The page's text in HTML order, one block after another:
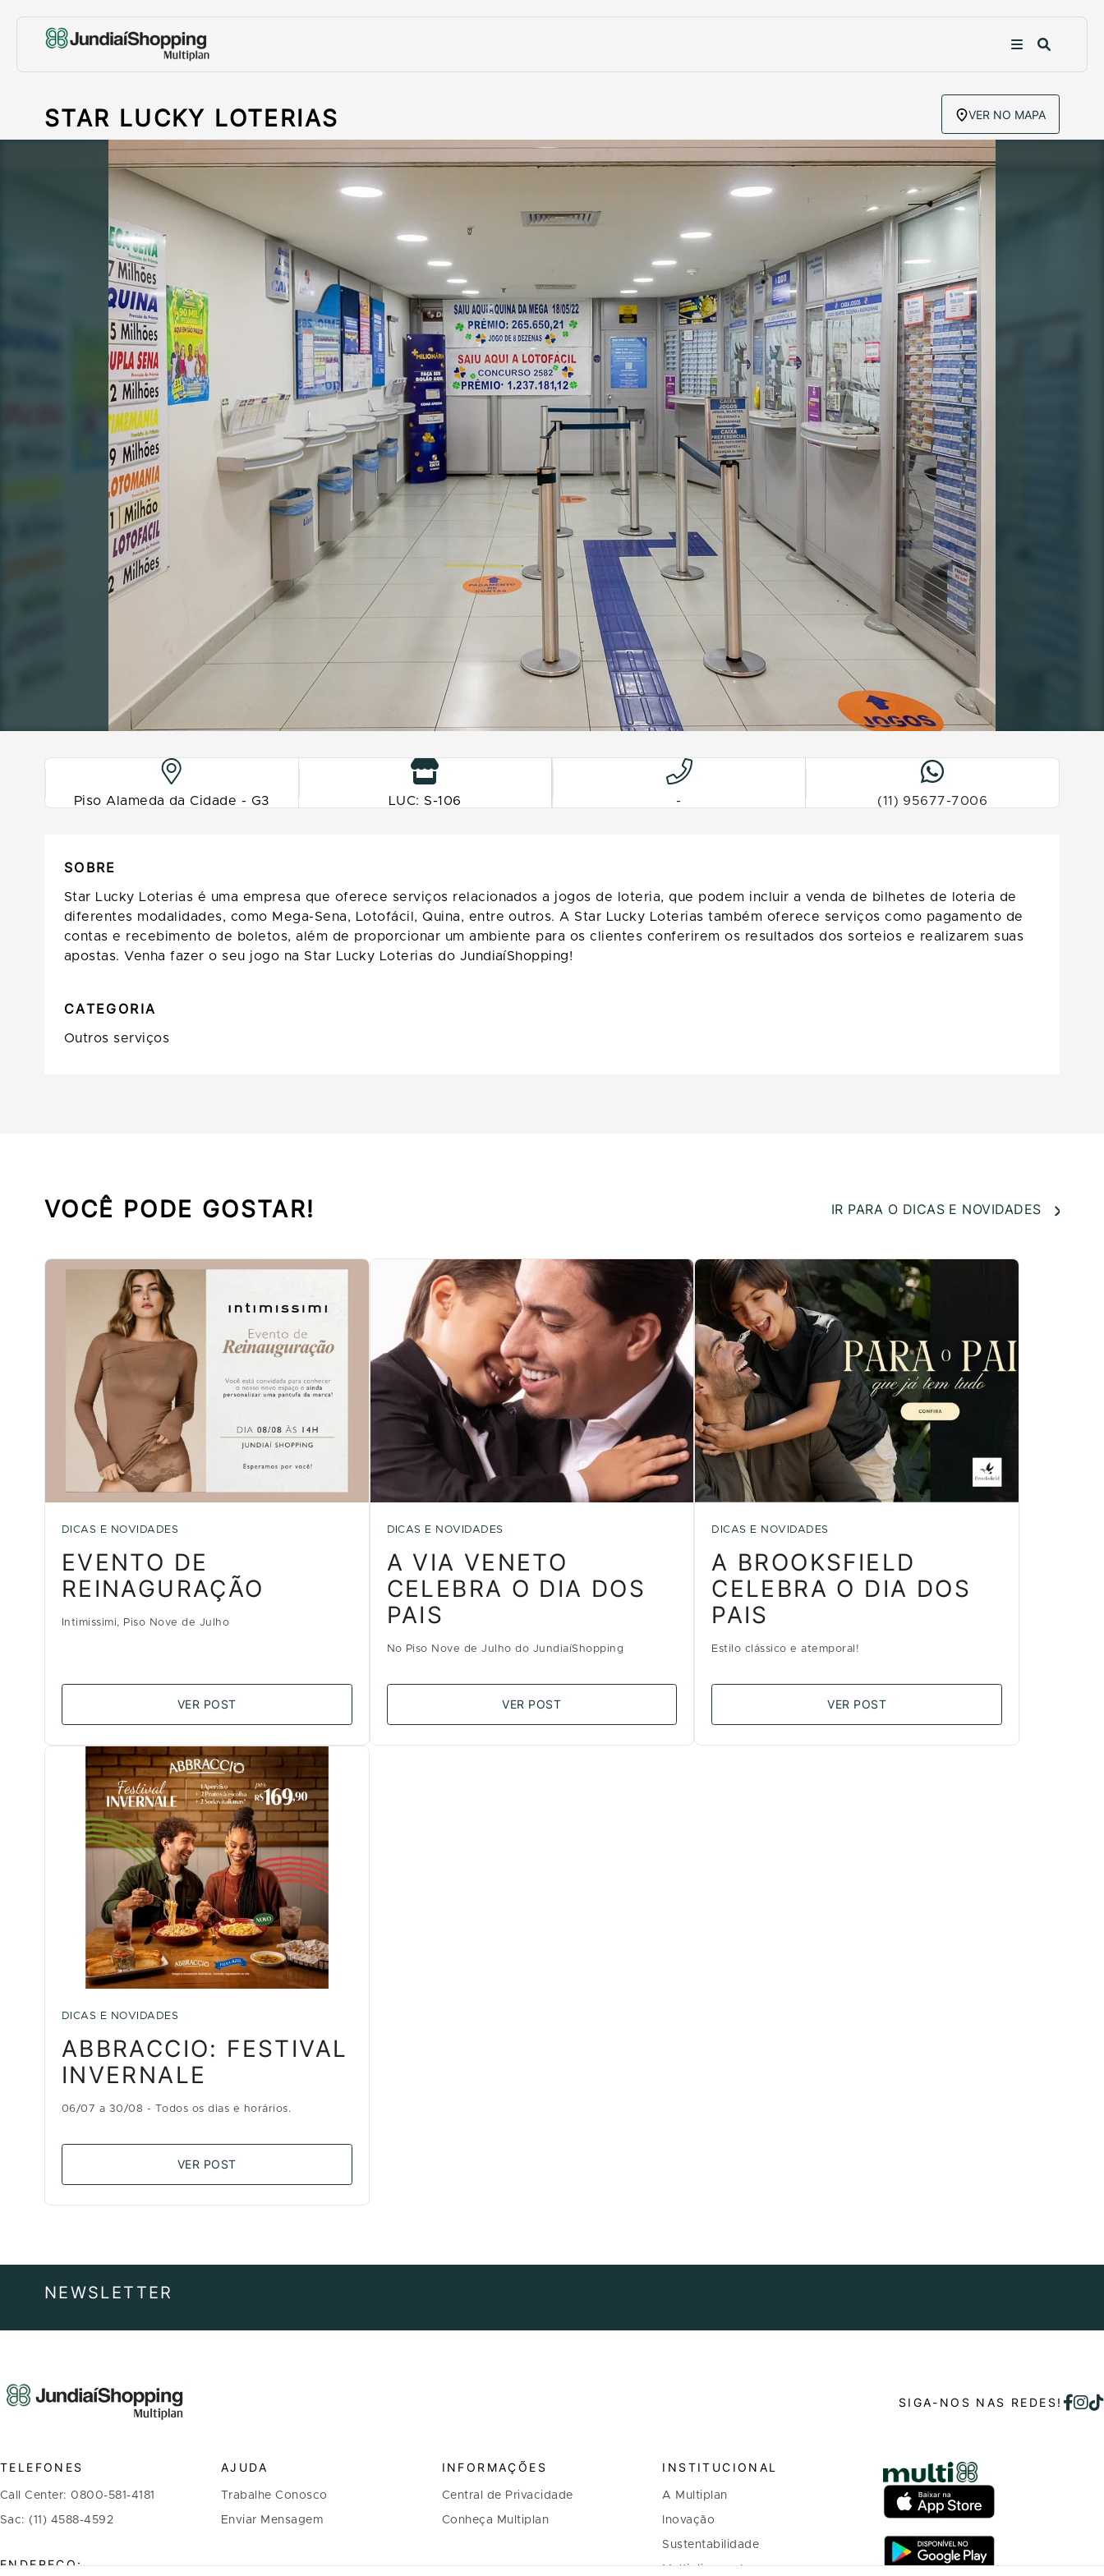
STAR LUCKY LOTERIAS VER NO MAPA
Piso Alameda da Cidade - G3 LUC: S-106 - (11) 95677-7006
SOBRE
Star Lucky Loterias é uma empresa que oferece serviços relacionados a jogos de loteria, que podem incluir a venda de bilhetes de loteria de
diferentes modalidades, como Mega-Sena, Lotofácil, Quina, entre outros. A Star Lucky Loterias também oferece serviços como pagamento de
contas e recebimento de boletos, além de proporcionar um ambiente para os clientes conferirem os resultados dos sorteios e realizarem suas
apostas. Venha fazer o seu jogo na Star Lucky Loterias do JundiaíShopping!
CATEGORIA
Outros serviços
VOCÊ PODE GOSTAR! IR PARA O DICAS E NOVIDADES
DICAS E NOVIDADES
EVENTO DE
REINAGURAÇÃO
Intimissimi, Piso Nove de Julho
VER POST
DICAS E NOVIDADES
A VIA VENETO
CELEBRA O DIA DOS
PAIS
No Piso Nove de Julho do JundiaíShopping
VER POST
DICAS E NOVIDADES
A BROOKSFIELD
CELEBRA O DIA DOS
PAIS
Estilo clássico e atemporal!
VER POST
DICAS E NOVIDADES
ABBRACCIO: FESTIVAL
INVERNALE
06/07 a 30/08 - Todos os dias e horários.
VER POST
NEWSLETTER
SIGA-NOS NAS REDES!
TELEFONES
Call Center: 0800-581-4181
Sac: (11) 4588-4592
ENDEREÇO:
AJUDA
Trabalhe Conosco
Enviar Mensagem
INFORMAÇÕES
Central de Privacidade
Conheça Multiplan
INSTITUCIONAL
A Multiplan
Inovação
Sustentabilidade
Multiplique o bem